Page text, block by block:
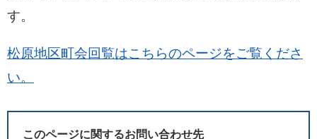
す。
松原地区町会回覧はこちらのページをご覧くださ
い。
このページに関するお問い合わせ先